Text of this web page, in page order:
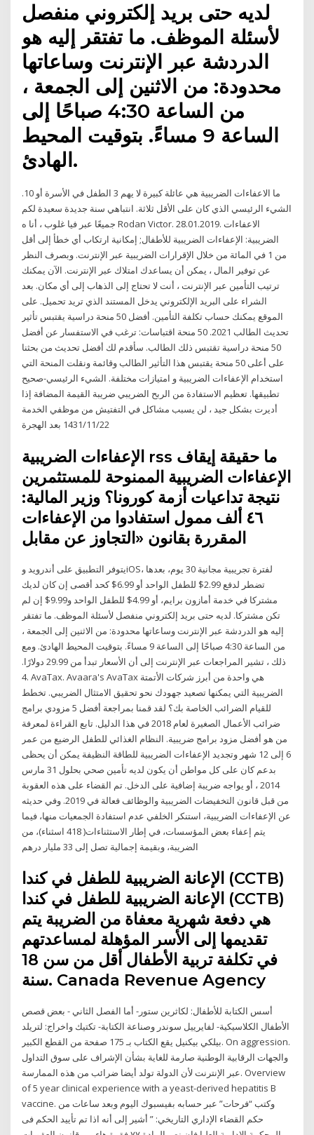
لديه حتى بريد إلكتروني منفصل
لأسئلة الموظف. ما تفتقر إليه هو
الدردشة عبر الإنترنت وساعاتها
محدودة: من الاثنين إلى الجمعة ،
من الساعة 4:30 صباحًا إلى
الساعة 9 مساءً. بتوقيت المحيط
الهادئ.
ما الاعفاءات الضريبية هي عائلة كبيرة لا يهم 3 الطفل في الأسرة أو 10.
الشيء الرئيسي الذي كان على الأقل ثلاثة. انتباهي سنة جديدة سعيدة لكم
جميعًا عبر فيا غلوب ، أنا ه Rodan Victor. 28.01.2019. الاعفاءات
الضريبية: الإعفاءات الضريبية للأطفال; إمكانية ارتكاب أي خطأ إلى أقل
من 1 في المائة من خلال الإقرارات الضريبية عبر الإنترنت. وبصرف النظر
عن توفير المال ، يمكن أن يساعدك امتلاك عبر الإنترنت. الآن يمكنك
ترتيب التأمين عبر الإنترنت ، أنت لا تحتاج إلى الذهاب إلى أي مكان. بعد
الشراء على البريد الإلكتروني يدخل المستند الذي تريد تحميل. على
الموقع يمكنك حساب تكلفة التأمين. أفضل 50 منحة دراسية يقتبس تأثير
تحديث الطالب 2021. 50 منحة اقتباسات: ترغب في الاستفسار عن أفضل
50 منحة دراسية تقتبس ذلك الطالب. سأقدم لك أفضل تحديث من بحثنا
على أعلى 50 منحة يقتبس هذا التأثير الطالب وقائمة ونقلت المنحة التي
استخدام الإعفاءات الضريبية و امتيازات مختلفة. الشيء الرئيسي-صحيح
تطبيقها. تعظيم الاستفادة من الربح الضريبي ضريبة القيمة المضافة إذا
أديرت بشكل جيد ، لن يسبب مشاكل في التفتيش من موظفي الخدمة
22‏‏/11‏‏/1431 بعد الهجرة
الإعفاءات الضريبية rss ما حقيقة إيقاف
الإعفاءات الضريبية الممنوحة للمستثمرين
نتيجة تداعيات أزمة كورونا؟ وزير المالية:
٤٦ ألف ممول استفادوا من الإعفاءات
المقررة بقانون «التجاوز عن مقابل
يتوفر التطبيق على أندرويد وiOS، لفترة تجريبية مجانية 30 يوم، بعدها
تضطر لدفع 2.99$ للطفل الواحد أو 6.99$ كحد أقصى إن كان لديك
مشتركا في خدمة أمازون برايم، أو 4.99$ للطفل الواحد و9.99$ إن لم
تكن مشتركا. لديه حتى بريد إلكتروني منفصل لأسئلة الموظف. ما تفتقر
إليه هو الدردشة عبر الإنترنت وساعاتها محدودة: من الاثنين إلى الجمعة ،
من الساعة 4:30 صباحًا إلى الساعة 9 مساءً. بتوقيت المحيط الهادئ. ومع
ذلك ، تشير المراجعات عبر الإنترنت إلى أن الأسعار تبدأ من 29.99 دولارًا.
4. AvaTax. Avaara's AvaTax هي واحدة من أبرز شركات الأتمتة
الضريبية التي يمكنها تصعيد جهودك نحو تحقيق الامتثال الضريبي. تخطط
للقيام الضرائب الخاصة بك؟ لقد قمنا بمراجعة أفضل 5 مزودي برامج
ضرائب الأعمال الصغيرة لعام 2018 في هذا الدليل. تابع القراءة لمعرفة
من هو أفضل مزود برامج ضريبية. النظام الغذائي للطفل الرضيع من عمر
6 إلى 12 شهر وتجديد الإعفاءات الضريبية للطاقة النظيفة يمكن أن يحظى
بدعم كان على كل مواطن أن يكون لديه تأمين صحي بحلول 31 مارس
2014 ، أو يواجه ضريبة إضافية على الدخل. تم القضاء على هذه العقوبة
من قبل قانون التخفيضات الضريبية والوظائف فعالة في 2019. وفي حديثه
عن الإعفاءات الضريبية، استنكر الخلفي عدم استفادة الجمعيات منها، فيما
يتم إعفاء بعض المؤسسات، في إطار الاستثناءات( 418 اسثناء)، من
الضريبة، وبقيمة إجمالية تصل إلى 33 مليار درهم
الإعانة الضريبية للطفل في كندا (CCTB)
الإعانة الضريبية للطفل في كندا (CCTB)
هي دفعة شهرية معفاة من الضريبة يتم
تقديمها إلى الأسر المؤهلة لمساعدتهم
في تكلفة تربية الأطفال أقل من سن 18
سنة. Canada Revenue Agency
أسس الكتابة للأطفال: لكاثرين ستور- أما الفصل الثاني - بعض قصص
الأطفال الكلاسيكية- لفايرييل سوندر وصناعة الكتابة- تكتيك واخراج: لتريلد
بيلكي بيكنيل يقع الكتاب بـ 175 صفحة من القطع الكبير. On aggression.
والجهات الرقابية الوطنية صارمة للغاية بشأن الإشراف على سوق التداول
عبر الإنترنت لأن الدولة تولد أيضا ضرائب من هذه الممارسة. Overview
of 5 year clinical experience with a yeast-derived hepatitis B
vaccine. وكتب “فرحات” عبر حسابه بفيسبوك اليوم وبعد ساعات من
حكم القضاء الإداري التاريخي: ” أشير إلى أنه اذا تم تأييد الحكم فى